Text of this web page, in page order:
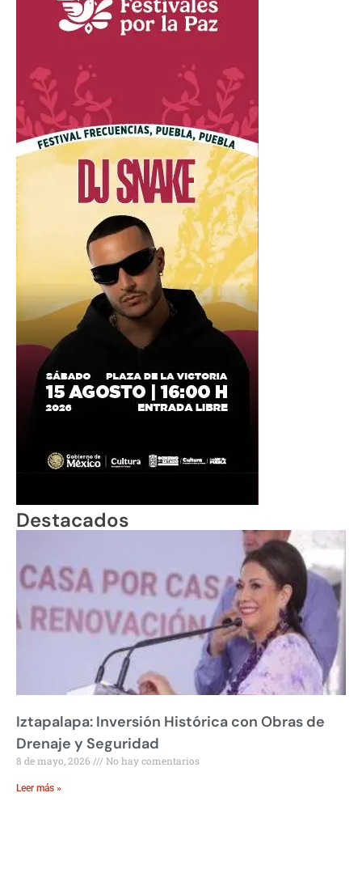
Destacados
Iztapalapa: Inversión Histórica con Obras de
Drenaje y Seguridad
8 de mayo, 2026 No hay comentarios
Leer más »